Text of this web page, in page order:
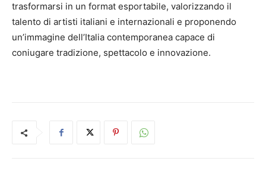
trasformarsi in un format esportabile, valorizzando il
talento di artisti italiani e internazionali e proponendo
un’immagine dell’Italia contemporanea capace di
coniugare tradizione, spettacolo e innovazione.